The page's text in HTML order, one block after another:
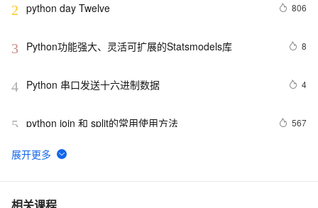
2 python day Twelve 806
3 Python功能强大、灵活可扩展的Statsmodels库 8
4 Python 串口发送十六进制数据 4
5 python join 和 split的常用使用方法 567
6 python 模块初始
7 python中使用and和or来实现其它语言中的?号表达式